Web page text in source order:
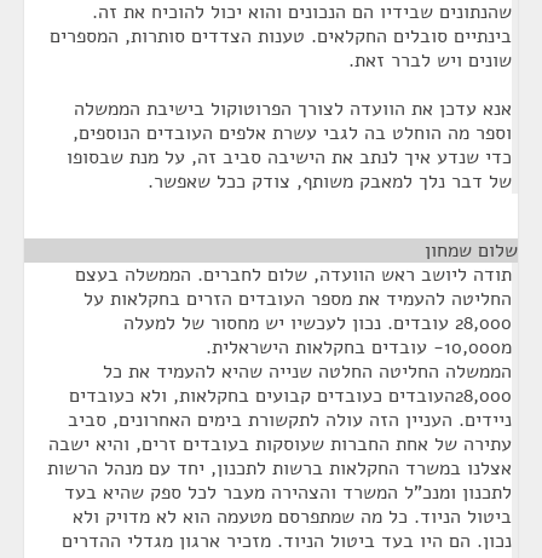
שהנתונים שבידיו הם הנכונים והוא יכול להוכיח את זה.
בינתיים סובלים החקלאים. טענות הצדדים סותרות, המספרים
שונים ויש לברר זאת.
אנא עדכן את הוועדה לצורך הפרוטוקול בישיבת הממשלה
וספר מה הוחלט בה לגבי עשרת אלפים העובדים הנוספים,
כדי שנדע איך לנתב את הישיבה סביב זה, על מנת שבסופו
של דבר נלך למאבק משותף, צודק ככל שאפשר.
שלום שמחון
תודה ליושב ראש הוועדה, שלום לחברים. הממשלה בעצם
החליטה להעמיד את מספר העובדים הזרים בחקלאות על
28,000 עובדים. נכון לעכשיו יש מחסור של למעלה
מ10,000- עובדים בחקלאות הישראלית.
הממשלה החליטה החלטה שנייה שהיא להעמיד את כל
28,000העובדים כעובדים קבועים בחקלאות, ולא כעובדים
ניידים. העניין הזה עולה לתקשורת בימים האחרונים, סביב
עתירה של אחת החברות שעוסקות בעובדים זרים, והיא ישבה
אצלנו במשרד החקלאות ברשות לתכנון, יחד עם מנהל הרשות
לתכנון ומנכ"ל המשרד והצהירה מעבר לכל ספק שהיא בעד
ביטול הניוד. כל מה שמתפרסם מטעמה הוא לא מדויק ולא
נכון. הם היו בעד ביטול הניוד. מזכיר ארגון מגדלי ההדרים